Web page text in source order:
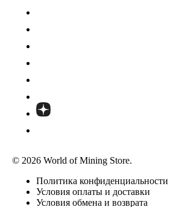
© 2026 World of Mining Store.
Политика конфиденциальности
Условия оплаты и доставки
Условия обмена и возврата